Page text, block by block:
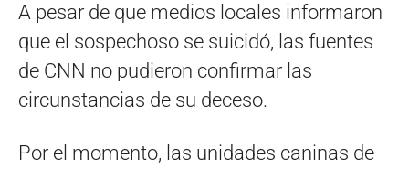
A pesar de que medios locales informaron
que el sospechoso se suicidó, las fuentes
de CNN no pudieron confirmar las
circunstancias de su deceso.
Por el momento, las unidades caninas de